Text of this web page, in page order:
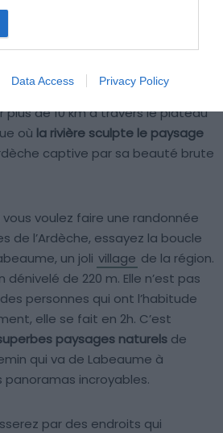
Data Access Privacy Policy
:
et vallées de l’Ardèche ? La
de la Beaume va vous plaire. Cet
naturel saisissant, s’étirant
de 10 km à travers le plateau
où la rivière sculpte le paysage
captive par sa beauté brute
vous voulez faire une randonnée
de l’Ardèche, essayez la boucle
un joli village de la région.
de 220 m. Elle n’est pas
personnes qui ont l’habitude
elle se fait en 2h. C’est
paysages naturels de
qui va de Labeaume à
incroyables.
par des endroits qui